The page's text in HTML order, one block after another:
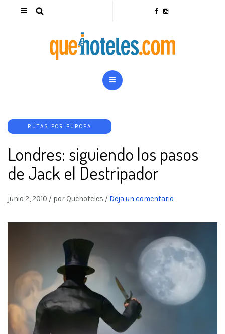
RUTAS POR EUROPA
Londres: siguiendo los pasos
de Jack el Destripador
junio 2, 2010 / por Quehoteles / Deja un comentario